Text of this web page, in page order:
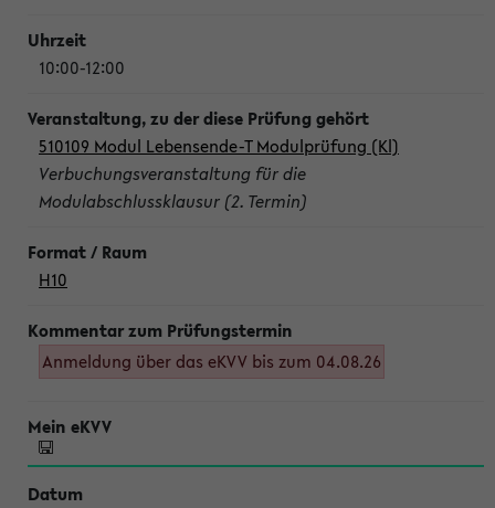
10:00-12:00
510109 Modul Lebensende-T Modulprüfung (Kl)
Verbuchungsveranstaltung für die
Modulabschlussklausur (2. Termin)
H10
Anmeldung über das eKVV bis zum 04.08.26